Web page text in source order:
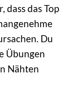
dass das Top
Du
Übungen
Nähten